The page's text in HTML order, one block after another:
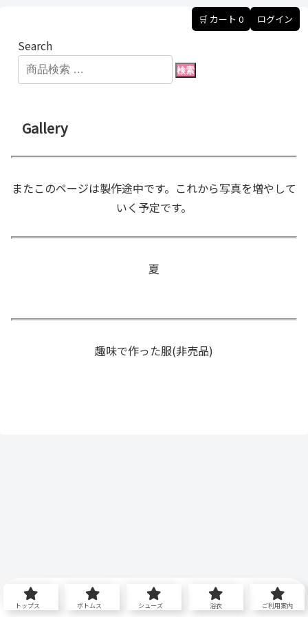
Search
検索
Gallery
またこのページは製作途中です。これから写真を増やして
いく予定です。
夏
趣味で作った服(非売品)
トップス ボトムス シューズ 浴衣 ご利用案内
🛒 カート 0 ログイン